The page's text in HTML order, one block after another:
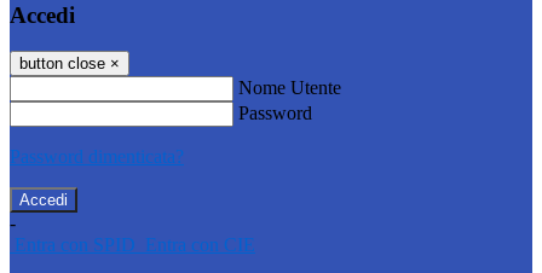
Accedi
button close ×
Nome Utente
Password
Password dimenticata?
-
Entra con SPID Entra con CIE